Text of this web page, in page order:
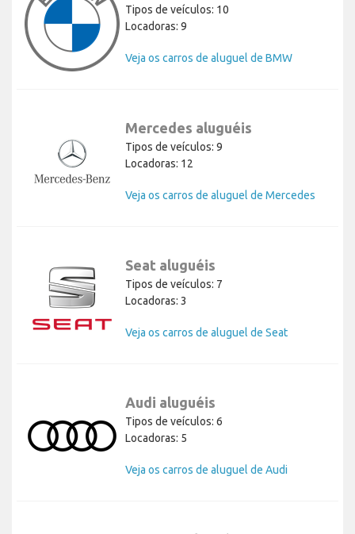
Tipos de veículos: 10
Locadoras: 9
Veja os carros de aluguel de BMW
Mercedes aluguéis
Tipos de veículos: 9
Locadoras: 12
Veja os carros de aluguel de Mercedes
Seat aluguéis
Tipos de veículos: 7
Locadoras: 3
Veja os carros de aluguel de Seat
Audi aluguéis
Tipos de veículos: 6
Locadoras: 5
Veja os carros de aluguel de Audi